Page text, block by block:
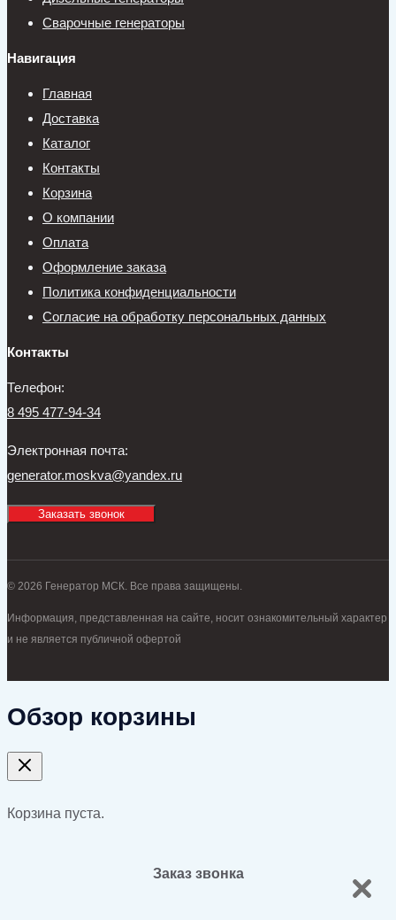
Сварочные генераторы
Навигация
Главная
Доставка
Каталог
Контакты
Корзина
О компании
Оплата
Оформление заказа
Политика конфиденциальности
Согласие на обработку персональных данных
Контакты
Телефон:
8 495 477-94-34
Электронная почта:
generator.moskva@yandex.ru
Заказать звонок
© 2026 Генератор МСК. Все права защищены.
Информация, представленная на сайте, носит ознакомительный характер
и не является публичной офертой
Обзор корзины
Корзина пуста.
Заказ звонка